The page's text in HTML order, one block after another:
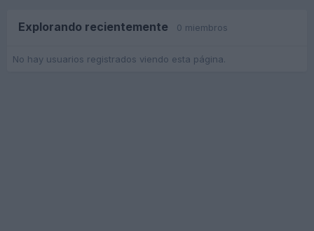
Explorando recientemente 0 miembros
No hay usuarios registrados viendo esta página.